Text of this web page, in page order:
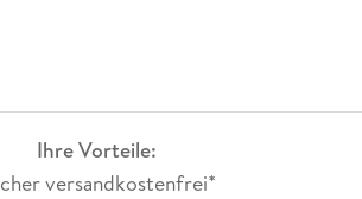
Ihre Vorteile:
versandkostenfrei*